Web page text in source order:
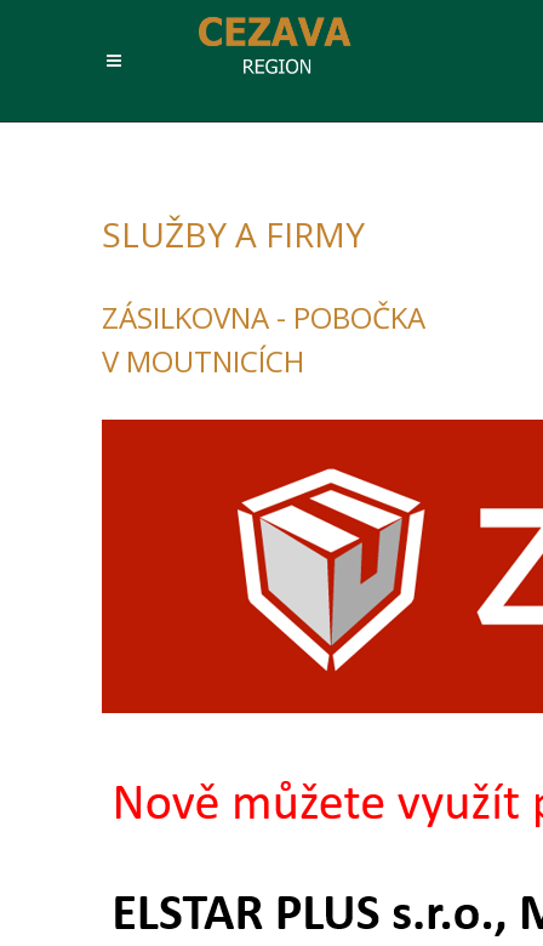
SLUŽBY A FIRMY
ZÁSILKOVNA - POBOČKA
V MOUTNICÍCH